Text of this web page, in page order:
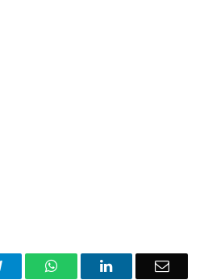
TelegramWhatsAppLinkedIn Email